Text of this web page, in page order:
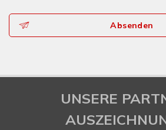
Absenden
UNSERE